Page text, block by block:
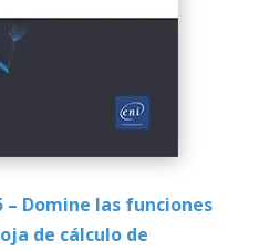
– Domine las funciones
de cálculo de